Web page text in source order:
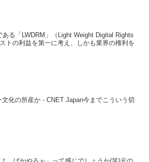
る「LWDRM」（Light Weight Digital Rights
トの利益を第一に考え、しかも業界の権利を
化の所産か - CNET Japan今までこういう切